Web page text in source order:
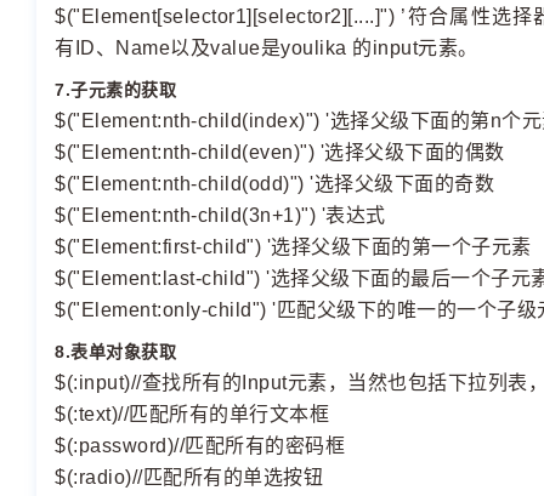
$("Element[selector1][selector2][....]") ’符合属性选
有ID、Name以及value是youlika 的input元素。
7.子元素的获取
$("Element:nth-child(index)") '选择父级下面的第n个
$("Element:nth-child(even)") '选择父级下面的偶数
$("Element:nth-child(odd)") '选择父级下面的奇数
$("Element:nth-child(3n+1)") '表达式
$("Element:first-child") '选择父级下面的第一个子元素
$("Element:last-child") '选择父级下面的最后一个子元
$("Element:only-child") '匹配父级下的唯一的一个子
8.表单对象获取
$(:input)//查找所有的Input元素，当然也包括下拉列表
$(:text)//匹配所有的单行文本框
$(:password)//匹配所有的密码框
$(:radio)//匹配所有的单选按钮